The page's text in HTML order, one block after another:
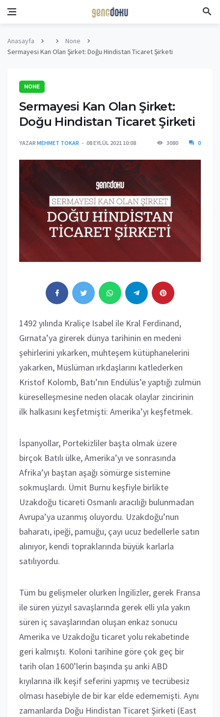
Anasayfa
None
Sermayesi Kan Olan Şirket: Doğu Hindistan Ticaret Şirketi
NONE
Sermayesi Kan Olan Şirket:
Doğu Hindistan Ticaret Şirketi
YAZAR MEHMET TOKAR 08 EYLÜL 2021 10:08 3080 0
1492 yılında Kraliçe Isabel ile Kral Ferdinand,
Gırnata’ya girerek dünya tarihinin en medeni
şehirlerini yıkarken, muhteşem kütüphanelerini
yakarken, Müslüman ırkdaşlarını katlederken
Kristof Kolomb, Batı’nın Endülüs’e yaptığı zulmün
küreselleşmesine neden olacak olaylar zincirinin
ilk halkasını keşfetmişti: Amerika’yı keşfetmek.
İspanyollar, Portekizliler başta olmak üzere
birçok Batılı ülke, Amerika’yı ve sonrasında
Afrika’yı baştan aşağı sömürge sistemine
sokmuşlardı. Ümit Burnu keşfiyle birlikte
Uzakdoğu ticareti Osmanlı aracılığı bulunmadan
Avrupa’ya uzanmış oluyordu. Uzakdoğu’nun
baharatı, ipeği, pamuğu, çayı ucuz bedellerle satın
alınıyor, kendi topraklarında büyük karlarla
satılıyordu.
Tüm bu gelişmeler olurken İngilizler, gerek Fransa
ile süren yüzyıl savaşlarında gerek elli yıla yakın
süren iç savaşlarından oluşan enkaz sonucu
Amerika ve Uzakdoğu ticaret yolu rekabetinde
geri kalmıştı. Koloni tarihine göre çok geç bir
tarih olan 1600’lerin başında şu anki ABD
kıyılarına ilk keşif seferini yapmış ve tecrübesiz
olması hasebiyle de bir kar elde edememişti. Aynı
zamanlarda Doğu Hindistan Ticaret Şirketi (East